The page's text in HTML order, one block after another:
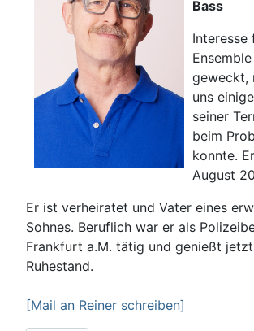
Bass
Interesse
geweckt,
uns
seiner
beim
konnte.
August
Er ist verheiratet und Vater eines
Sohnes. Beruflich war er als
Frankfurt a.M. tätig und genießt
Ruhestand.
[Mail an Reiner schreiben]